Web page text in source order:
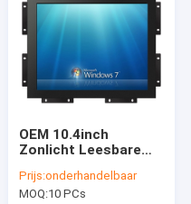
OEM 10.4inch
Zonlicht Leesbare
Helderheids4:3
Prijs:onderhandelbaar
MOQ:10 PCs